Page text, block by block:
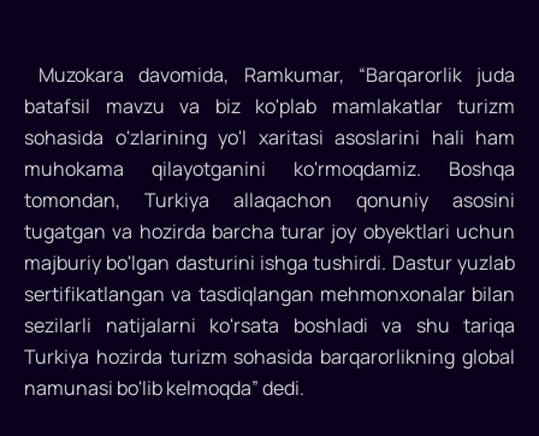
imzolagan
dunyodagi
birinchi
davlat
bo'lgan
Turkiya,
COP
(28-
UNCCC
Tomonlar
Konferensiyasi)dagi
Muzokara davomida, Ramkumar, “Barqarorlik juda
batafsil mavzu va biz ko'plab mamlakatlar turizm
sohasida o'zlarining yo'l xaritasi asoslarini hali ham
muhokama qilayotganini ko'rmoqdamiz. Boshqa
tomondan, Turkiya allaqachon qonuniy asosini
tugatgan va hozirda barcha turar joy obyektlari uchun
majburiy bo'lgan dasturini ishga tushirdi. Dastur yuzlab
sertifikatlangan va tasdiqlangan mehmonxonalar bilan
sezilarli natijalarni ko'rsata boshladi va shu tariqa
Turkiya hozirda turizm sohasida barqarorlikning global
namunasi bo'lib kelmoqda” dedi.